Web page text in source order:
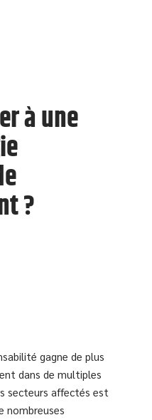
à une
?
gagne de plus
dans de multiples
secteurs affectés est
nombreuses